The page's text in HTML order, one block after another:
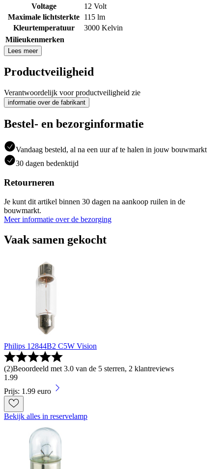
Voltage
12 Volt
Maximale lichtsterkte 115 lm
Kleurtemperatuur
3000 Kelvin
Milieukenmerken
Lees meer
Productveiligheid
Verantwoordelijk voor productveiligheid zie
informatie over de fabrikant
Bestel- en bezorginformatie
Vandaag besteld, al na een uur af te halen in jouw bouwmarkt
30 dagen bedenktijd
Retourneren
Je kunt dit artikel binnen 30 dagen na aankoop ruilen in de
bouwmarkt.
Meer informatie over de bezorging
Vaak samen gekocht
Philips 12844B2 C5W Vision
(2)Beoordeeld met 3.0 van de 5 sterren, 2 klantreviews
1 .99
Prijs: 1.99 euro
Bekijk alles in reservelamp